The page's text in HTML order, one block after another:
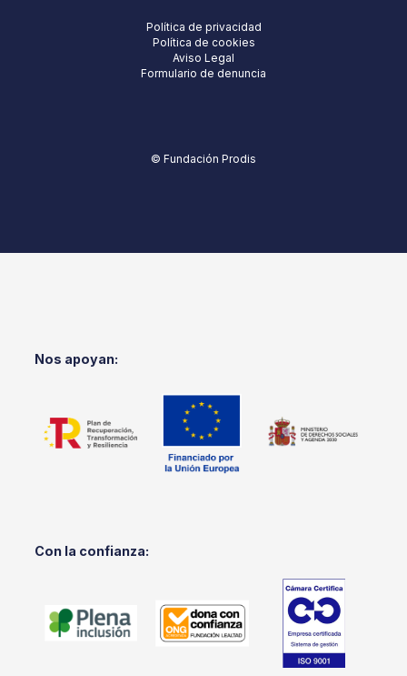
Política de privacidad
Política de cookies
Aviso Legal
Formulario de denuncia
© Fundación Prodis
Nos apoyan:
Con la confianza: